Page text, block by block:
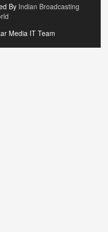
By Indian Broadcasting
Media IT Team